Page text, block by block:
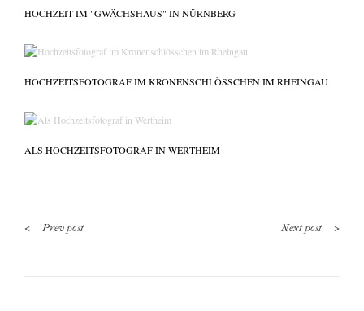
HOCHZEIT IM "GWÄCHSHAUS" IN NÜRNBERG
HOCHZEITSFOTOGRAF IM KRONENSCHLÖSSCHEN IM RHEINGAU
ALS HOCHZEITSFOTOGRAF IN WERTHEIM
< Prev post >
Next post